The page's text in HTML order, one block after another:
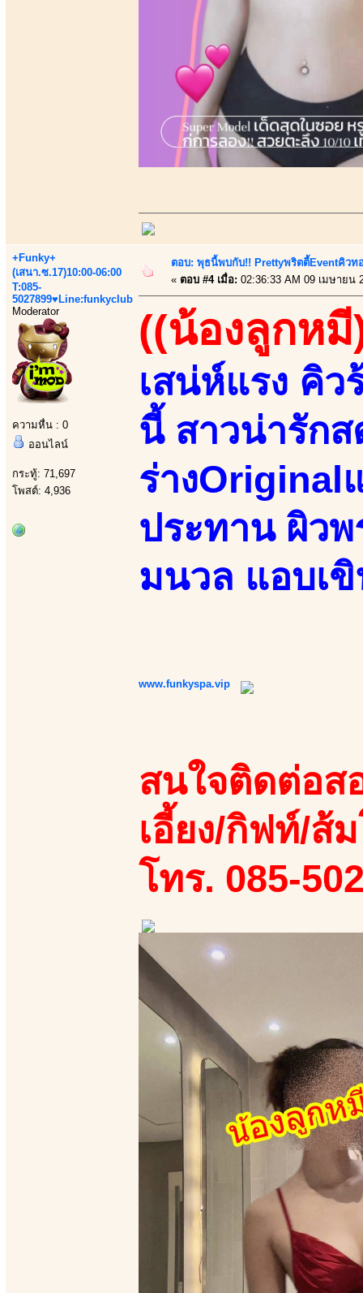
+Funky+
(เสนา.ซ.17)10:00-06:00
T:085-
5027899♥Line:funkyclub
Moderator
ความหื่น : 0
ออนไลน์
กระทู้: 71,697
โพสต์: 4,936
ตอบ: พุธนี้พบกับ!! Prettyพริตตี้Eventคิวท
« ตอบ #4 เมื่อ: 02:36:33 AM 09 เมษายน
((น้องลูกหมี
เสน่ห์แรง คิว
นี้ สาวน่ารักส
ร่างOriginal
ประทาน ผิว
มนวล แอบเ
www.funkyspa.vip
สนใจติดต่อส
เอี้ยง/กิฟท์/ส้
โทร. 085-